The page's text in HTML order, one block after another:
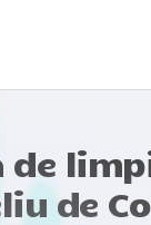
de
de